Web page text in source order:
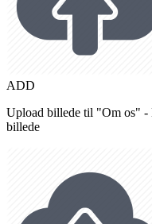
ADD
Upload billede til "Om os" -
billede